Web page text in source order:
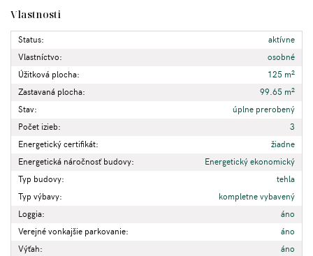
Vlastnosti
Status:
aktívne
Vlastníctvo:
osobné
Úžitková plocha:
125 m2
Zastavaná plocha: 99.65 m2
Stav:
úplne prerobený
Počet izieb:
3
Energetický certifikát:
žiadne
Energetická náročnosť budovy:
Energetický ekonomický
Typ budovy:
tehla
Typ výbavy:
kompletne vybavený
Loggia:
áno
Verejné vonkajšie parkovanie:
áno
Výťah:
áno